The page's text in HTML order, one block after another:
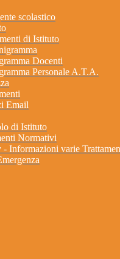
scolastico
di Istituto
Docenti
Personale A.T.A.
Email
di Istituto
Normativi
- Informazioni varie